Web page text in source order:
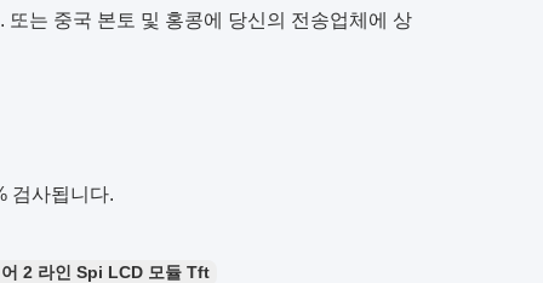
는 중국 본토 및 홍콩에 당신의 전송업체에 상
검사됩니다.
2 라인 Spi LCD 모듈 Tft